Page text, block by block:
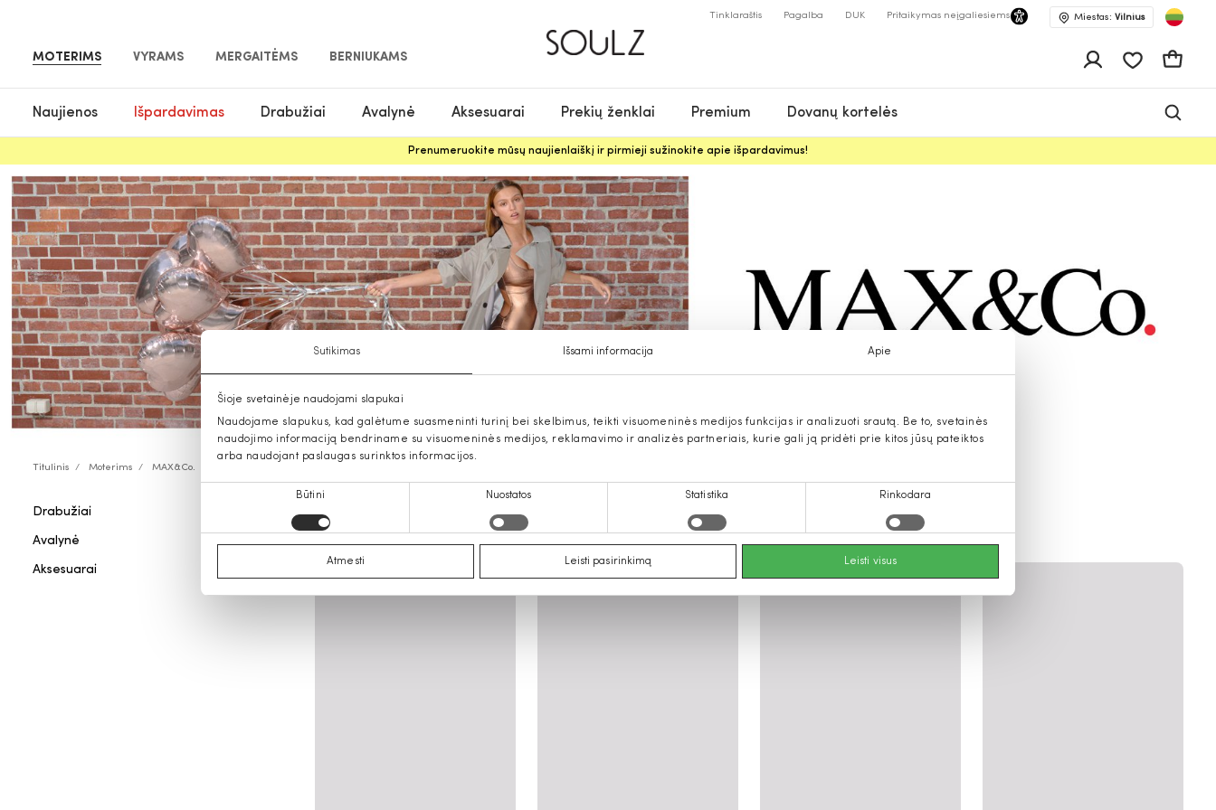
Sutikimas Išsami informacija Apie
Šioje svetainėje naudojami slapukai
Naudojame slapukus, kad galėtume suasmeninti turinį bei skelbimus, teikti visuomeninės medijos funkcijas ir analizuoti srautą. Be to, svetainės
naudojimo informaciją bendriname su visuomeninės medijos, reklamavimo ir analizės partneriais, kurie gali ją pridėti prie kitos jūsų pateiktos
arba naudojant paslaugas surinktos informacijos.
Būtini Nuostatos Statistika Rinkodara
Atmesti Leisti pasirinkimą Leisti visus
MOTERIMS VYRAMS MERGAITĖMS BERNIUKAMS
Tinklaraštis Pagalba DUK Pritaikymas neįgaliesiems Miestas: Vilnius
Pageidavimų
Naujienos Išpardavimas Drabužiai Avalynė Aksesuarai Prekių ženklai Premium Dovanų kortelės
Prenumeruokite mūsų naujienlaiškį ir pirmieji sužinokite apie išpardavimus!
Titulinis Moterims MAX&Co.
Drabužiai
Avalynė
Aksesuarai
MAX&Co. drabužiai, avalynė, aksesuarai moterims